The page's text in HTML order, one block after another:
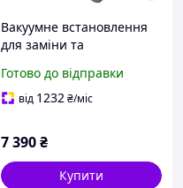
Вакуумне встановлення
для заміни та
Kraft&Dele KD5679,
олійний екстрактор 80 л,
пневматичний
Готово до відправки
від 1232₴/міс
7 390₴
Купити